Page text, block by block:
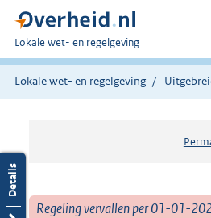
U
bent
hier:
Lokale wet- en regelgeving
Lokale wet- en regelgeving
Regeling vervallen per 01-01-